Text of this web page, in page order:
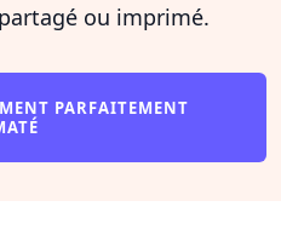
ou imprimé.
PARFAITEMENT